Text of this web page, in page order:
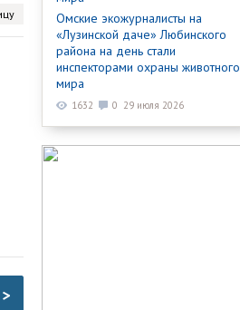
>
Омские экожурналисты на
«Лузинской даче» Любинского
района на день стали
инспекторами охраны животного
мира
1632 0 29 июля 2026